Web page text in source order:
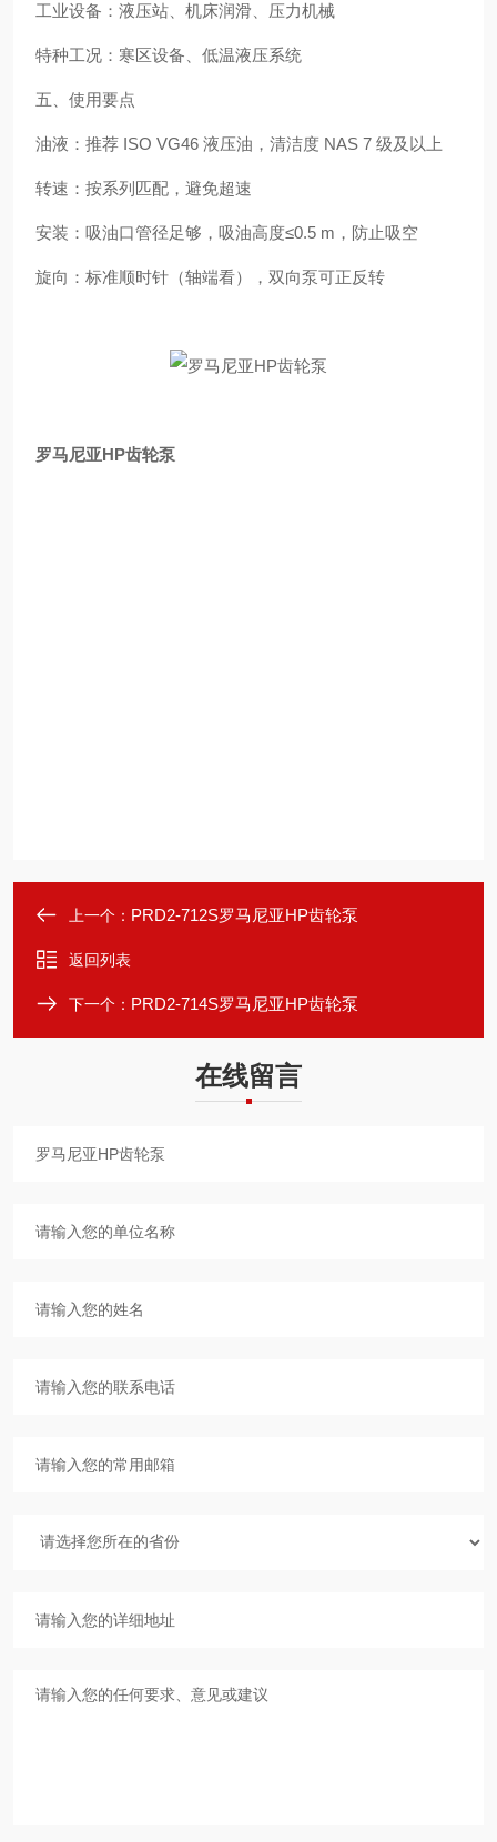
工业设备：液压站、机床润滑、压力机械
特种工况：寒区设备、低温液压系统
五、使用要点
油液：推荐 ISO VG46 液压油，清洁度 NAS 7 级及以上
转速：按系列匹配，避免超速
安装：吸油口管径足够，吸油高度≤0.5 m，防止吸空
旋向：标准顺时针（轴端看），双向泵可正反转
罗马尼亚HP齿轮泵
上一个： PRD2-712S罗马尼亚HP齿轮泵
返回列表
下一个： PRD2-714S罗马尼亚HP齿轮泵
在线留言